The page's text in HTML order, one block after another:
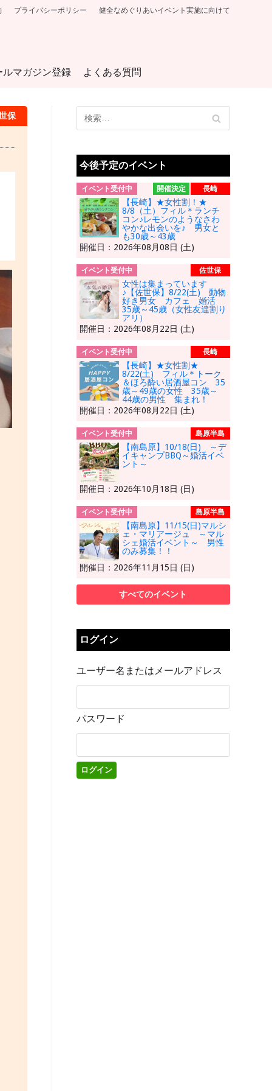
プライバシーポリシー 健全なめぐりあいイベント実施に向けて
ルマガジン登録 よくある質問
保
今後予定のイベント
イベント受付中 開催決定 長崎
【長崎】★女性割！★
8/8（土）フィル＊ランチ
コン♪レモンのようなさわ
やかな出会いを♪ 男女と
も30歳～43歳
開催日：2026年08月08日 (土)
イベント受付中 佐世保
女性は集まっています
♪【佐世保】8/22(土) 動物
好き男女 カフェ 婚活
35歳～45歳（女性友達割り
アリ）
開催日：2026年08月22日 (土)
イベント受付中 長崎
【長崎】★女性割★
8/22(土) フィル＊トーク
＆ほろ酔い居酒屋コン 35
歳～49歳の女性 35歳～
44歳の男性 集まれ！
開催日：2026年08月22日 (土)
イベント受付中 島原半島
【南島原】10/18(日) ～デ
イキャンプBBQ～婚活イベ
ント～
開催日：2026年10月18日 (日)
イベント受付中 島原半島
【南島原】11/15(日)マルシ
ェ・マリアージュ ～マル
シェ婚活イベント～ 男性
のみ募集！！
開催日：2026年11月15日 (日)
すべてのイベント
ログイン
ユーザー名またはメールアドレス
パスワード